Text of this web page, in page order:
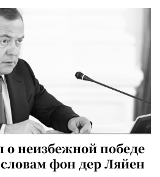
о неизбежной победе
фон дер Ляйен